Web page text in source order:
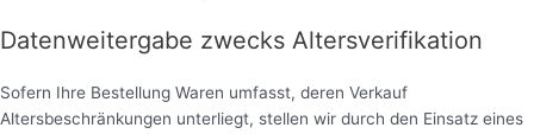
Datenweitergabe zwecks Altersverifikation
Sofern Ihre Bestellung Waren umfasst, deren Verkauf
Altersbeschränkungen unterliegt, stellen wir durch den Einsatz eines